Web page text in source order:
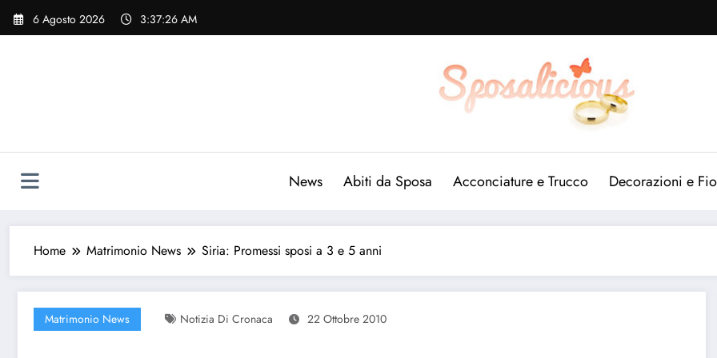
Vai
6 Agosto 2026 3:37:27 AM
News Abiti da Sposa Acconciature e Trucco Decorazioni e
Home Matrimonio News Siria: Promessi sposi a 3 e 5 anni
Matrimonio News Notizia Di Cronaca 22 Ottobre 2010